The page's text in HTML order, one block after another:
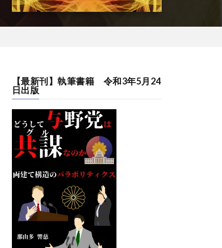
【最新刊】執筆書籍 令和3年5月24
日出版